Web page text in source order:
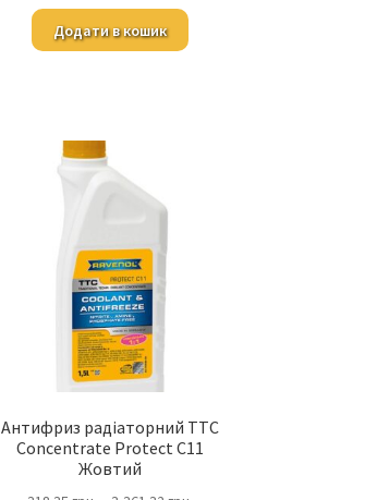
Додати в кошик
Антифриз радіаторний TTC
Concentrate Protect C11
Жовтий